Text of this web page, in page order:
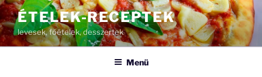
Tartalomhoz
ÉTELEK-RECEPTEK
levesek, főételek, desszertek
Menü